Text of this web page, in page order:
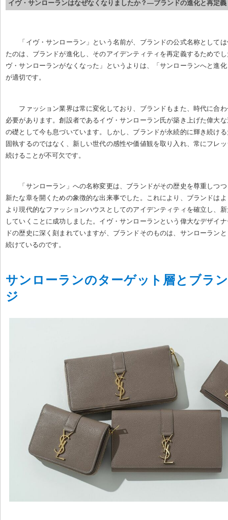
イヴ・サンローランはなぜなくなりましたか？—ブランドの進化と再定義
「イヴ・サンローラン」という名前が、ブランドの公式名称として
たのは、ブランドが進化し、そのアイデンティティを再定義するためで
ヴ・サンローランがなくなった」というよりは、「サンローランへと進
が適切です。
ファッション業界は常に変化しており、ブランドもまた、時代に合
必要があります。創設者であるイヴ・サンローラン氏が築き上げた偉大
の礎として今も息づいています。しかし、ブランドが永続的に輝き続け
固執するのではなく、新しい世代の感性や価値観を取り入れ、常にフレ
続けることが不可欠です。
「サンローラン」への名称変更は、ブランドがその歴史を尊重しつ
新たな章を開くための象徴的な出来事でした。これにより、ブランドは
より現代的なファッションハウスとしてのアイデンティティを確立し、
していくことに成功しました。イヴ・サンローランという偉大なデザイ
ドの歴史に深く刻まれていますが、ブランドそのものは、サンローラン
続けているのです。
サンローランのターゲット層とブラ
ジ